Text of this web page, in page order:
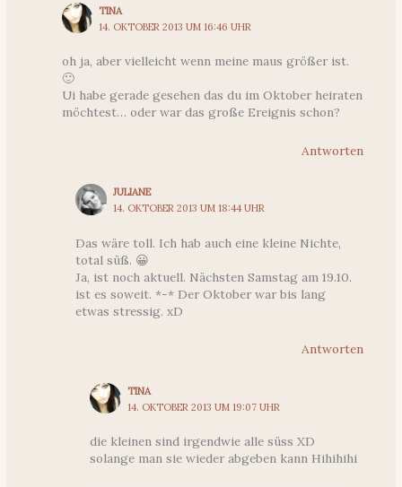
TINA
14. OKTOBER 2013 UM 16:46 UHR
oh ja, aber vielleicht wenn meine maus größer ist.
🙂
Ui habe gerade gesehen das du im Oktober heiraten
möchtest… oder war das große Ereignis schon?
Antworten
JULIANE
14. OKTOBER 2013 UM 18:44 UHR
Das wäre toll. Ich hab auch eine kleine Nichte,
total süß. 😀
Ja, ist noch aktuell. Nächsten Samstag am 19.10.
ist es soweit. *-* Der Oktober war bis lang
etwas stressig. xD
Antworten
TINA
14. OKTOBER 2013 UM 19:07 UHR
die kleinen sind irgendwie alle süss XD
solange man sie wieder abgeben kann Hihihihi